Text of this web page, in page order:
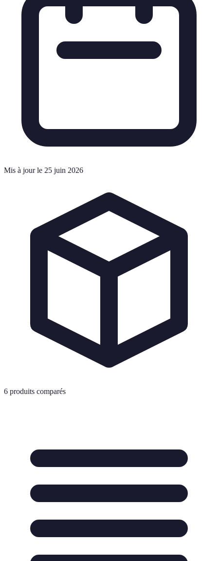
Mis à jour le 25 juin 2026
6 produits comparés